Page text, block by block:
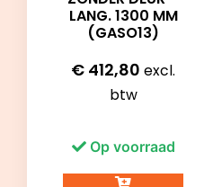
LANG. 1300 MM
(GASO13)
€ 412,80 excl.
btw
Op voorraad